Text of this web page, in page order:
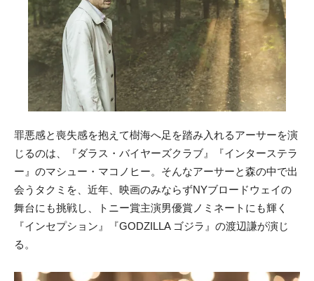
罪悪感と喪失感を抱えて樹海へ足を踏み入れるアーサーを演
じるのは、『ダラス・バイヤーズクラブ』『インターステラ
ー』のマシュー・マコノヒー。そんなアーサーと森の中で出
会うタクミを、近年、映画のみならずNYブロードウェイの
舞台にも挑戦し、トニー賞主演男優賞ノミネートにも輝く
『インセプション』『GODZILLA ゴジラ』の渡辺謙が演じ
る。